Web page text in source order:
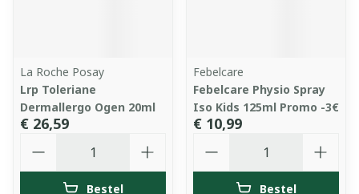
La Roche Posay
Lrp Toleriane
Dermallergo Ogen 20ml
€ 26,59
Bestel
Febelcare
Febelcare Physio Spray
Iso Kids 125ml Promo -3€
€ 10,99
Bestel